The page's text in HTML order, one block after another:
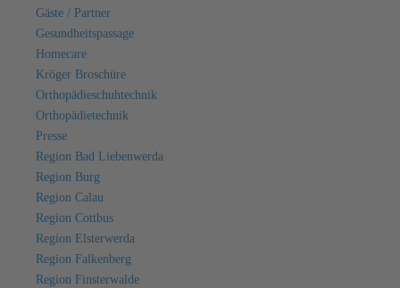
Gäste / Partner
Gesundheitspassage
Homecare
Kröger Broschüre
Orthopädieschuhtechnik
Orthopädietechnik
Presse
Region Bad Liebenwerda
Region Burg
Region Calau
Region Cottbus
Region Elsterwerda
Region Falkenberg
Region Finsterwalde